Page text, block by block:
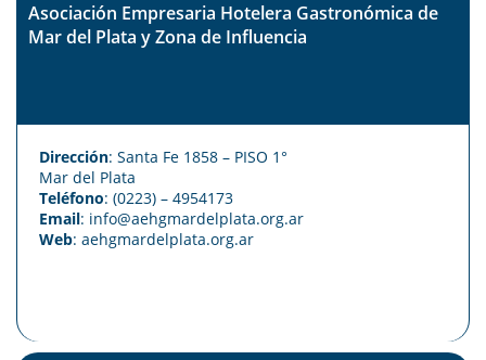
Asociación Empresaria Hotelera Gastronómica de
Mar del Plata y Zona de Influencia
Dirección: Santa Fe 1858 – PISO 1°
Mar del Plata
Teléfono: (0223) – 4954173
Email: info@aehgmardelplata.org.ar
Web: aehgmardelplata.org.ar